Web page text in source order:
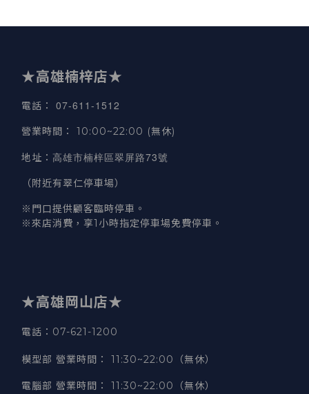
★高雄楠梓店★
電話 ： 07-611-1512
營業時間 ： 10:00~22:00 (無休)
地址 ： 高雄市楠梓區翠屏路73號
（附近有翠仁停車場）
※門口提供顧客臨時停車。
※來店消費，享1小時指定停車場免費停車。
★高雄岡山店★
電話：07-621-1200
模型部 營業時間 ： 11:30~22:00（無休）
電腦部 營業時間 ： 11:30~22:00（無休）